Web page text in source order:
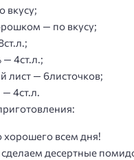
вкусу;
— по вкусу;
— 4ст.л.;
лист — 6листочков;
4ст.л.
:
всем дня!
десертные